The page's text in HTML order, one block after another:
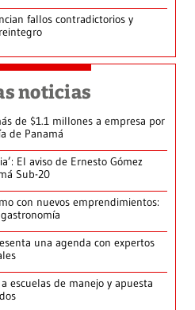
fallos contradictorios y
noticias
de $1.1 millones a empresa por
de Panamá
El aviso de Ernesto Gómez
Sub-20
con nuevos emprendimientos:
una agenda con expertos
escuelas de manejo y apuesta